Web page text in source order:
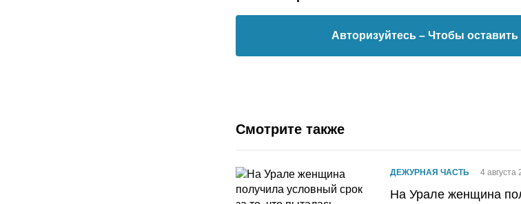
Авторизуйтесь – Чтобы
Смотрите также
ДЕЖУРНАЯ ЧАСТЬ 4 августа
На Урале женщина